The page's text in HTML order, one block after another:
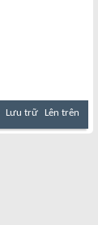
Lưu trữ Lên trên